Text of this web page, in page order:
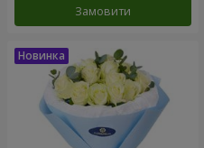
Замовити